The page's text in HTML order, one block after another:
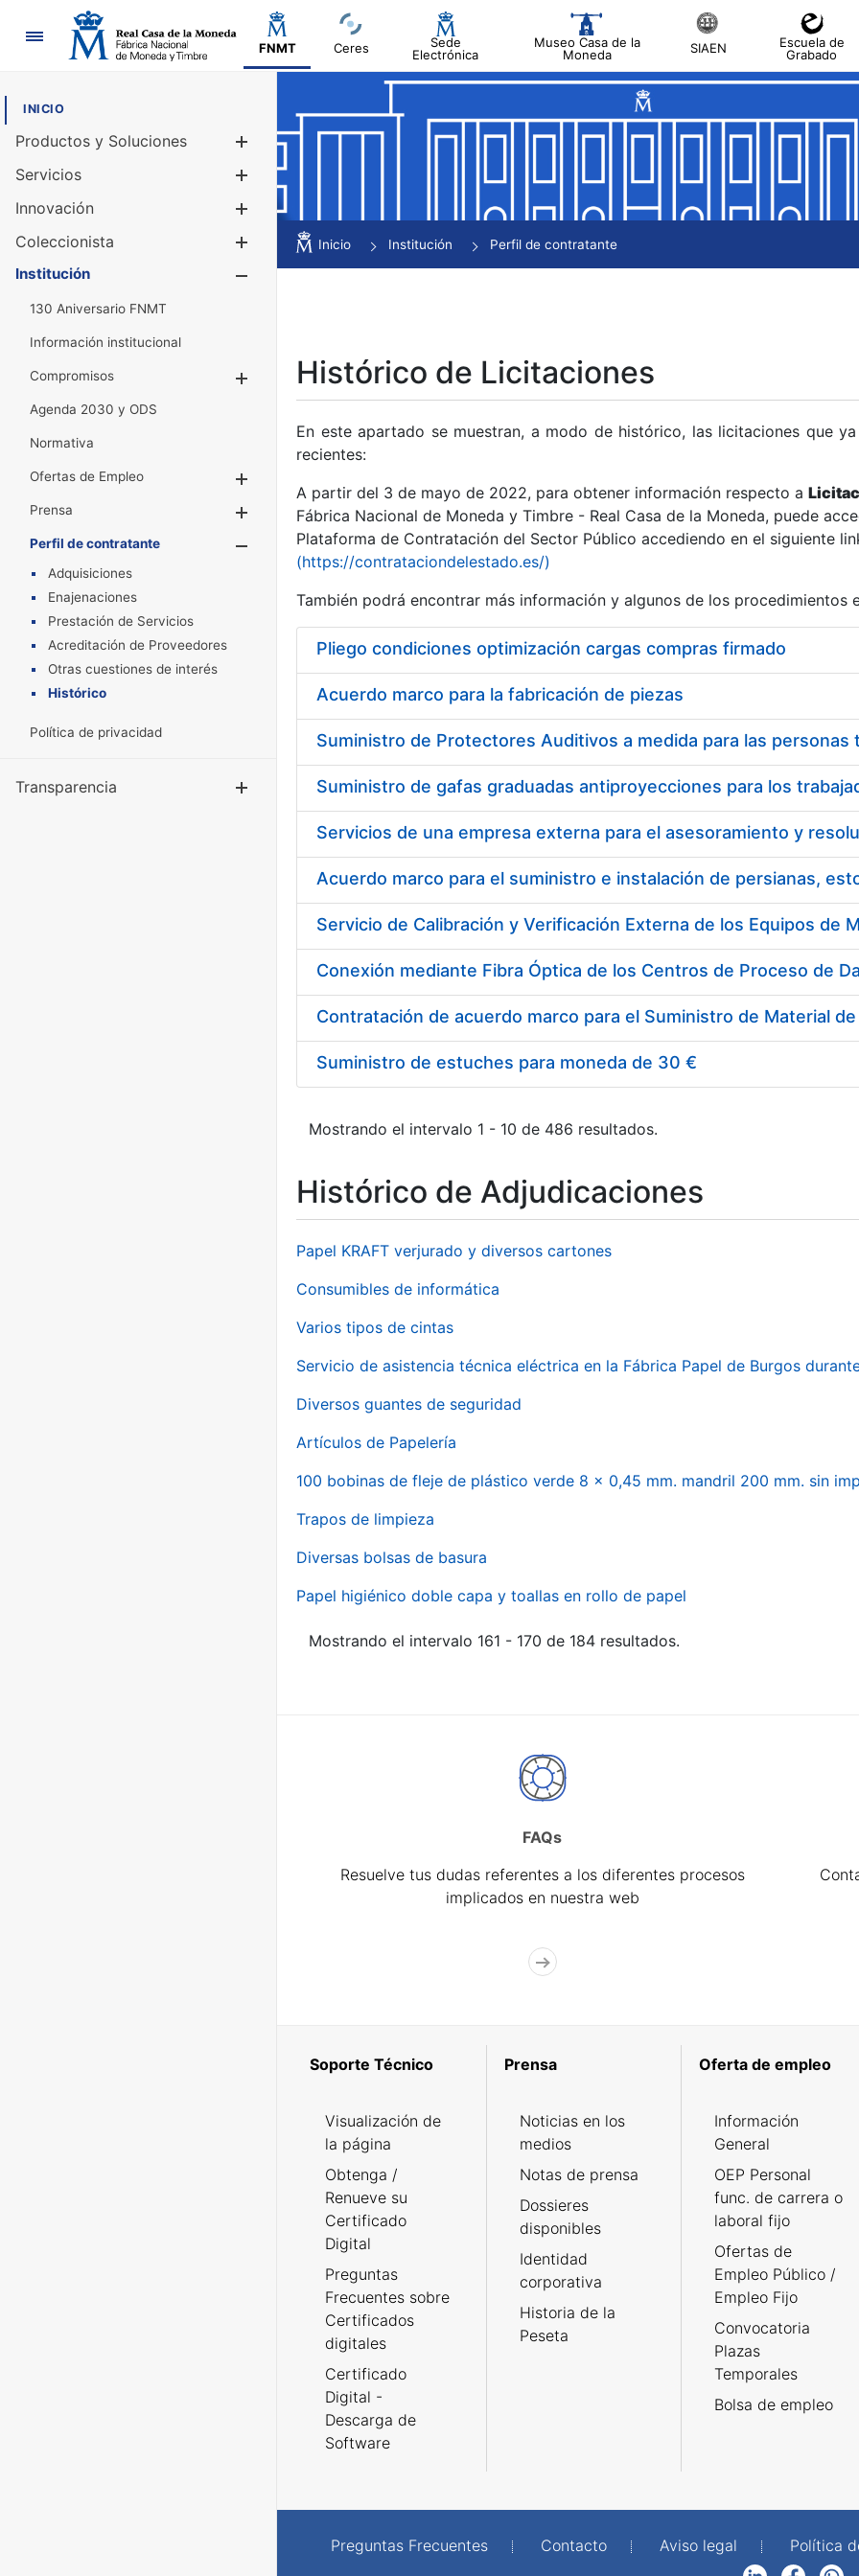
Navegación
FNMT Ceres
Sede
Electrónica
Museo Casa de la
Moneda
SIAEN
Escuela de
Grabado
INICIO
Productos y Soluciones
Mostrar/Ocultar
Servicios
Innovación
Coleccionista
Mostrar/Ocultar
Institución
130 Aniversario FNMT
Información institucional
Compromisos
Mostrar/Ocultar
Agenda 2030 y ODS
Normativa
Ofertas de Empleo
Prensa
Mostrar/Ocultar
Perfil de contratante
Mostrar/Ocultar
Adquisiciones
Enajenaciones
Prestación de Servicios
Acreditación de Proveedores
Otras cuestiones de interés
Histórico
Política de privacidad
Transparencia Mostrar/Ocultar
Inicio Institución Perfil de contratante
Histórico de Licitaciones
En este apartado se muestran, a modo de histórico, las licitaciones que
recientes:
A partir del 3 de mayo de 2022, para obtener información respecto a
Fábrica Nacional de Moneda y Timbre - Real Casa de la Moneda, puede
Plataforma de Contratación del Sector Público accediendo en el siguiente
(https://contrataciondelestado.es/)
También podrá encontrar más información y algunos de los procedimientos
Pliego condiciones optimización cargas compras firmado
Acuerdo marco para la fabricación de piezas
Acuerdo marco para el suministro e instalación de persianas,
Suministro de estuches para moneda de 30 €
Mostrando el intervalo 1 - 10 de 486 resultados.
Histórico de Adjudicaciones
Papel KRAFT verjurado y diversos cartones
Consumibles de informática
Varios tipos de cintas
Servicio de asistencia técnica eléctrica en la Fábrica Papel de Burgos
Diversos guantes de seguridad
Artículos de Papelería
100 bobinas de fleje de plástico verde 8 x 0,45 mm. mandril 200 mm. sin
Trapos de limpieza
Diversas bolsas de basura
Papel higiénico doble capa y toallas en rollo de papel
Mostrando el intervalo 161 - 170 de 184 resultados.
FAQs
Resuelve tus dudas referentes a los diferentes procesos
implicados en nuestra web
Soporte Técnico
Visualización de
la página
Obtenga /
Renueve su
Certificado
Digital
Preguntas
Frecuentes sobre
Certificados
digitales
Certificado
Digital -
Descarga de
Software
Prensa
Noticias en los
medios
Notas de prensa
Dossieres
disponibles
Identidad
corporativa
Historia de la
Peseta
Oferta de empleo
Información
General
OEP Personal
func. de carrera o
laboral fijo
Ofertas de
Empleo Público /
Empleo Fijo
Convocatoria
Plazas
Temporales
Bolsa de empleo
Preguntas Frecuentes Contacto Aviso legal Política